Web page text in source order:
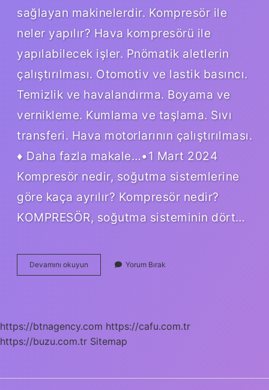
sağlayan makinelerdir. Kompresör ile
neler yapılır? Hava kompresörü ile
yapılabilecek işler. Pnömatik aletlerin
çalıştırılması. Otomotiv ve lastik basıncı.
Temizlik ve havalandırma. Boyama ve
vernikleme. Kumlama ve taşlama. Sıvı
transferi. Hava motorlarının çalıştırılması.
♦ Daha fazla makale…•1 Mart 2024
Kompresör nedir, soğutma sistemlerine
göre kaça ayrılır? Kompresör nedir?
KOMPRESÖR, soğutma sisteminin dört…
Devamını okuyun Kompresör
Nedir
Yorum Bırak
https://btnagency.com https://cafu.com.tr
https://buzu.com.tr Sitemap